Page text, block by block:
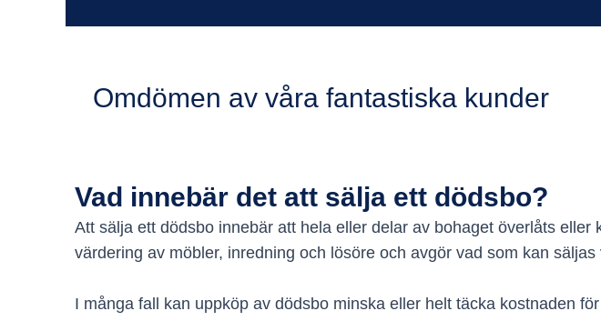
Omdömen av våra fantastiska kunder
Vad innebär det att sälja ett dödsbo?
Att sälja ett dödsbo innebär att hela eller delar av bohaget överlåts
värdering av möbler, inredning och lösöre och avgör vad som kan
I många fall kan uppköp av dödsbo minska eller helt täcka kostnaden